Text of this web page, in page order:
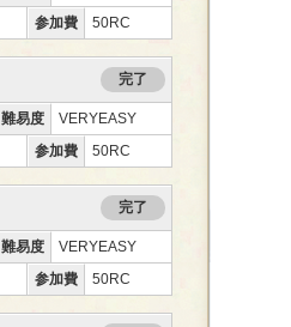
参加費 50RC
完了
難易度
VERYEASY
参加費 50RC
完了
難易度
VERYEASY
参加費 50RC